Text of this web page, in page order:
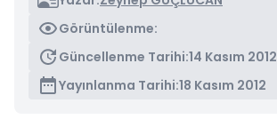
Görüntülenme:
Güncellenme Tarihi:14 Kasım 2012
Yayınlanma Tarihi:18 Kasım 2012